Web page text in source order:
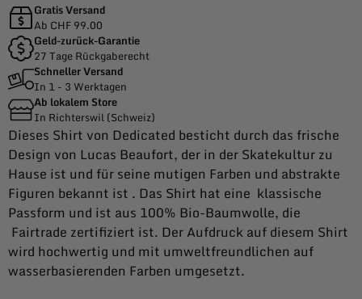
Gratis Versand
Ab CHF 99.00
Geld-zurück-Garantie
27 Tage Rückgaberecht
Schneller Versand
In 1 - 3 Werktagen
Ab lokalem Store
In Richterswil (Schweiz)
Dieses Shirt von Dedicated besticht durch das frische
Design von Lucas Beaufort, der in der Skatekultur zu
Hause ist und für seine mutigen Farben und abstrakte
Figuren bekannt ist . Das Shirt hat eine klassische
Passform und ist aus 100% Bio-Baumwolle, die
Fairtrade zertifiziert ist. Der Aufdruck auf diesem Shirt
wird hochwertig und mit umweltfreundlichen auf
wasserbasierenden Farben umgesetzt.